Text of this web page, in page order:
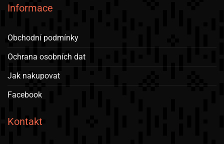
Informace
Obchodní podmínky
Ochrana osobních dat
Jak nakupovat
Facebook
Kontakt